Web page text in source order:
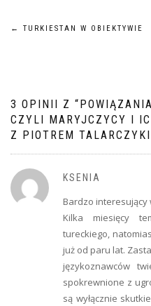
NAWIGACJA
← TURKIESTAN W OBIEKTYWIE
3 OPINII Z “
CZYLI MARYJCZYCY I
Z PIOTREM
KSENIA
Bardzo interesujący
Kilka miesięcy
tureckiego,
już od paru lat.
językoznawców
spokrewnione z
są wyłącznie